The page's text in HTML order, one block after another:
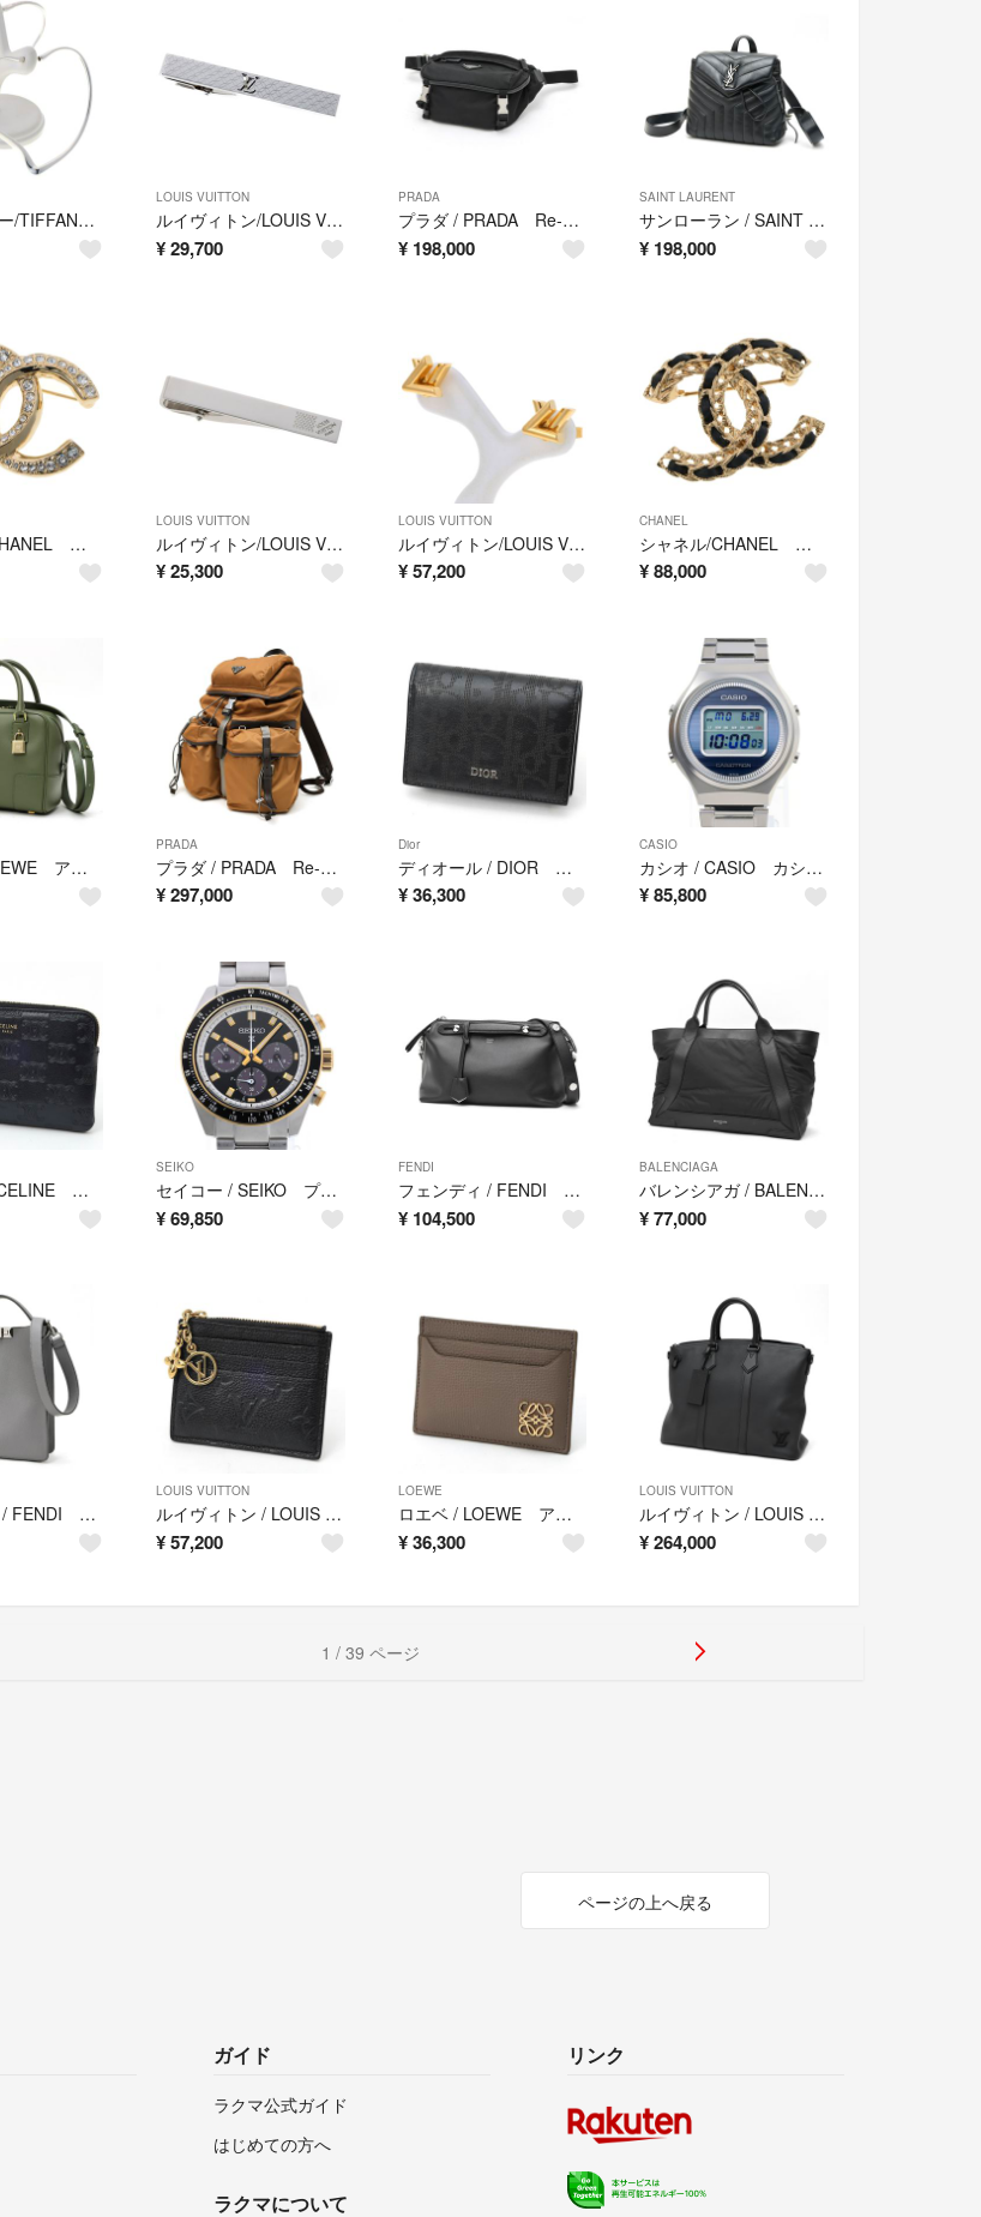
ティファニー/TIFFANY & Co. オープン ハート フープ ピアス ミディアム Sv.925 エルサペレッティ【中古】
LOUIS VUITTON
ルイヴィトン/LOUIS VUITTON パンス クラヴァット シャンゼリゼ ネクタイピン モノグラム フラワー M65042 メタル シルバー【中古】
¥29,700
PRADA
プラダ / PRADA Re-Nylon x サフィアーノレザー ショルダーバッグ 2VH171 ナイロン ブラック 【中古】
¥ 198,000
SAINT LAURENT
サンローラン / SAINT LAURENT ルル バックパック / リュックサック 487220 レザー ブラック 【中古】
¥ 198,000
シャネル/CHANEL ココマーク ブローチ L23S メタル ゴールド【中古】
LOUIS VUITTON
ルイヴィトン/LOUIS VUITTON パンス クラヴァット ダミエ / ネクタイピン / タイバー M61976 メタル シルバー【中古】
¥25,300
LOUIS VUITTON
ルイヴィトン/LOUIS VUITTON ピアス GO-14 M01621 メタル ゴールド【中古】
¥ 57,200
CHANEL
シャネル/CHANEL ココマーク ブローチ B22S メタル/レザー ゴールド/ブラック【中古】
¥88,000
ロエベ / LOEWE アマソナ 19 スクエア バッグ / ショルダーバッグ A039N10X03 レザー アボカドグリーン 【中古】
PRADA
プラダ / PRADA Re-Nylon × レザー バックパック / リュックサック 2VZ117 ナイロン ブラウン系 【中古美品】
¥297,000
Dior
ディオール / DIOR ビジネス カードホルダー / カードケース 2ESCH136VPD_H03E オブリーク ギャラクシー ブラック 【中古】
¥ 36,300
CASIO
カシオ / CASIO カシオトロン 復刻限定モデル TRN-50-2AJR グレー クオーツ 電波ソーラー 【未使用同様】
¥85,800
セリーヌ / CELINE トリオンフ コイン&カードポーチ / コインケース / カードケース 10C663BFU.38NO ブラック 【中古】
SEIKO
セイコー / SEIKO プロスペックス スピードタイマー SBDL113 / V192-0AH0 ブラック クオーツ ソーラー 【中古】
¥69,850
FENDI
フェンディ / FENDI バイ ザ ウェイ ミディアム / ボストンバッグ 8BL124 レザー ブラック 【中古】
¥ 104,500
BALENCIAGA
バレンシアガ / BALENCIAGA ネイビーカバス M / トートバッグ 363419 ナイロン/レザー ブラック 【中古】
¥77,000
フェンディ / FENDI ピーカブー エックス ライト スモール / ショルダーバッグ 7VA611 セレリアレザー グレー系 【中古美品】
LOUIS VUITTON
ルイヴィトン / LOUIS VUITTON ポルト カルト フローラ / コイン カードケース M82639 モノグラム アンプラント レザー ブラック 【中古】
¥57,200
LOEWE
ロエベ / LOEWE アナグラム プレーン カードホルダー /カードケース C821075X09 ペブルグレインカーフ トープ(グレージュ系) 【中古】
¥ 36,300
LOUIS VUITTON
ルイヴィトン / LOUIS VUITTON ロック イット トートバッグ / ボストンバッグ M59158 LV アエログラム レザー ブラック 【中古】
¥264,000
1 / 39 ページ
ページの上へ戻る
ガイド
ラクマ公式ガイド
はじめての方へ
ラクマについて
リンク